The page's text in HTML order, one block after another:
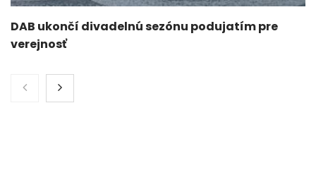
DAB ukončí divadelnú sezónu podujatím pre
verejnosť